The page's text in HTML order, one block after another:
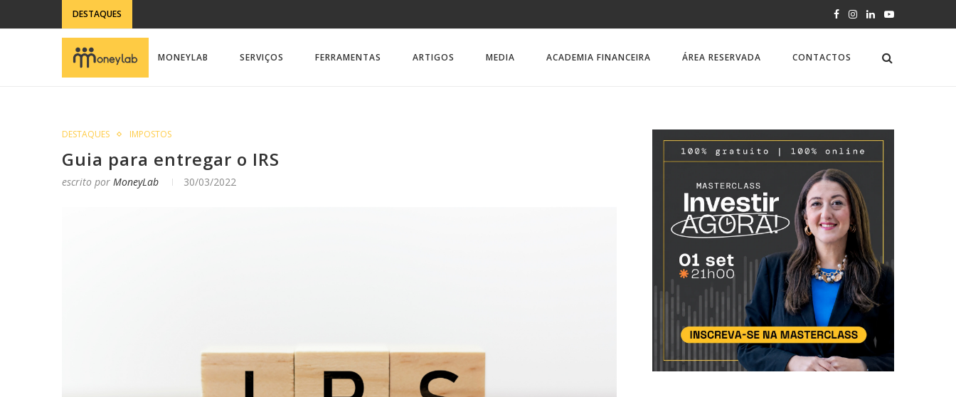
DESTAQUES
MONEYLAB SERVIÇOS FERRAMENTAS ARTIGOS MEDIA ACADEMIA FINANCEIRA ÁREA RESERVADA CONTACTOS
DESTAQUES IMPOSTOS
Guia para entregar o IRS
escrito por MoneyLab 30/03/2022